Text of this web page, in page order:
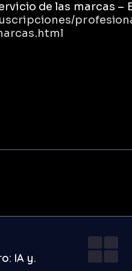
de las marcas –
IA y.